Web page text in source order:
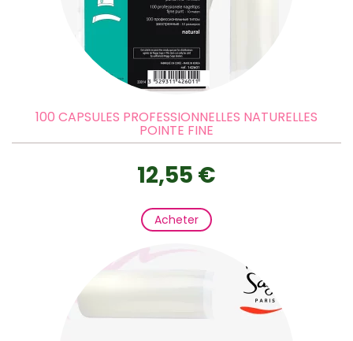
100 CAPSULES PROFESSIONNELLES NATURELLES
POINTE FINE
12,55 €
Acheter